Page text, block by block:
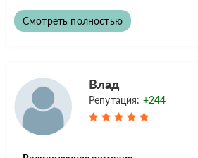
Смотреть полностью
Влад
Репутация: +244